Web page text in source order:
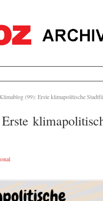
(99): Erste klimapolitische